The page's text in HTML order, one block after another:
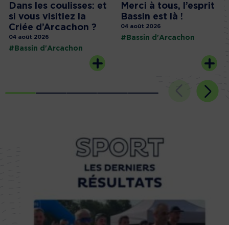
Dans les coulisses: et
si vous visitiez la
Criée d’Arcachon ?
04 août 2026
#Bassin d'Arcachon
Merci à tous, l’esprit
Bassin est là !
04 août 2026
#Bassin d'Arcachon